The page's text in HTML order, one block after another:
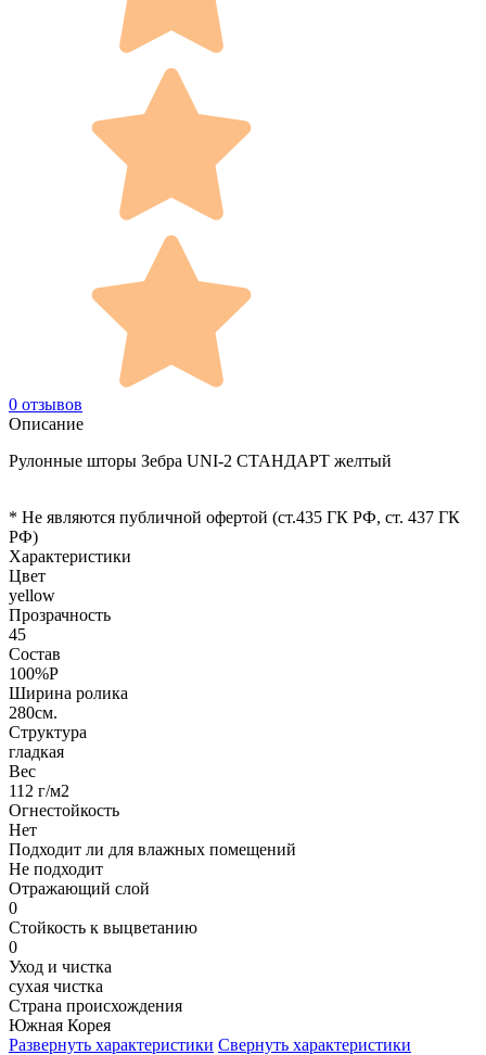
0 отзывов
Описание
Рулонные шторы Зебра UNI-2 СТАНДАРТ желтый
* Не являются публичной офертой (ст.435 ГК РФ, cт. 437 ГК
РФ)
Характеристики
Цвет
yellow
Прозрачность
45
Состав
100%P
Ширина ролика
280см.
Структура
гладкая
Вес
112 г/м2
Огнестойкость
Нет
Подходит ли для влажных помещений
Не подходит
Отражающий слой
0
Стойкость к выцветанию
0
Уход и чистка
сухая чистка
Страна происхождения
Южная Корея
Развернуть характеристики Свернуть характеристики